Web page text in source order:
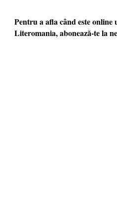
Pentru a afla când este
Literomania, abonează-te la